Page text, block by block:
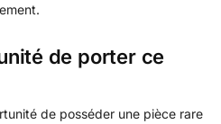
de porter ce
de posséder une pièce rare